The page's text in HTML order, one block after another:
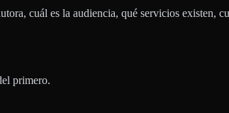
cuál es la audiencia, qué servicios existen,
primero.